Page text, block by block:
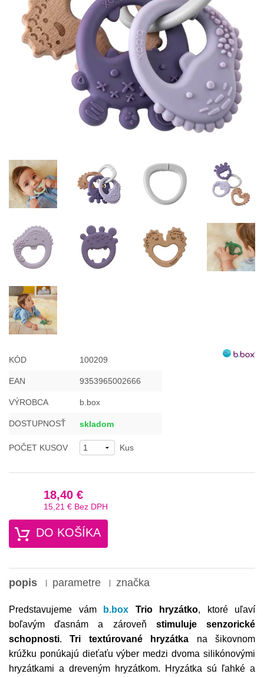
Misky, príbory
Skladovanie potravín
Výbava na príkrmy
Detské nože a krájače
KÓD 100209
EAN 9353965002666
VÝROBCA b.box
DOSTUPNOSŤ skladom
POČET KUSOV Kus
18,40 €
15,21 € Bez DPH
DO KOŠÍKA
popis parametre značka
Predstavujeme vám b.box Trio hryzátko, ktoré uľaví
boľavým ďasnám a zároveň stimuluje
senzorické
schopnosti.Tri textúrované hryzátka na šikovnom
krúžku ponúkajú dieťaťu výber medzi dvoma silikónovými
hryzátkami a dreveným hryzátkom. Hryzátka sú ľahké a